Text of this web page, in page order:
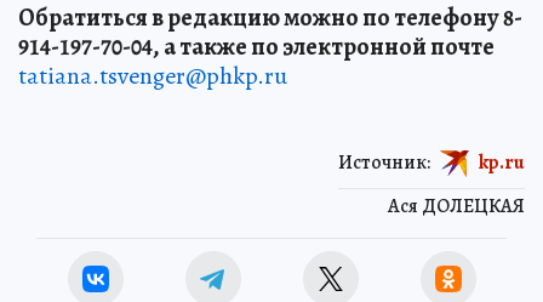
Обратиться в редакцию можно по телефону 8-
914-197-70-04, а также по электронной почте
tatiana.tsvenger@phkp.ru
Ася ДОЛЕЦКАЯ
Источник: kp.ru